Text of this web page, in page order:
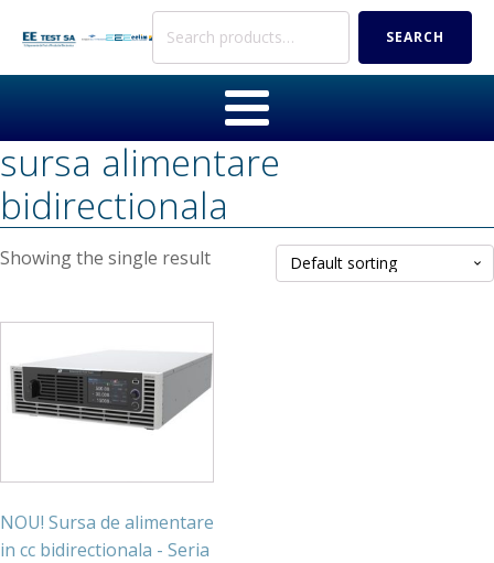
Search
SEARCH
sursa alimentare
bidirectionala
Showing the single result
NOU! Sursa de alimentare
in cc bidirectionala - Seria